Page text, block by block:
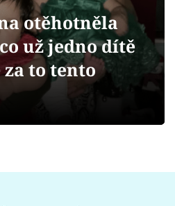
otěhotněla
už jedno dítě
za to tento